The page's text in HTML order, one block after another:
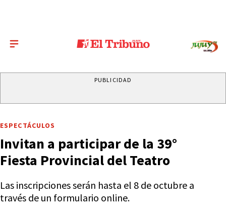
PUBLICIDAD
ESPECTÁCULOS
Invitan a participar de la 39°
Fiesta Provincial del Teatro
Las inscripciones serán hasta el 8 de octubre a
través de un formulario online.